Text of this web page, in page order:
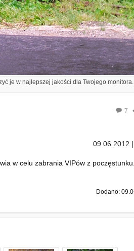
je w najlepszej jakości dla Twojego monitora.
7
09.06.2012 |
w celu zabrania VIPów z
Dodano: